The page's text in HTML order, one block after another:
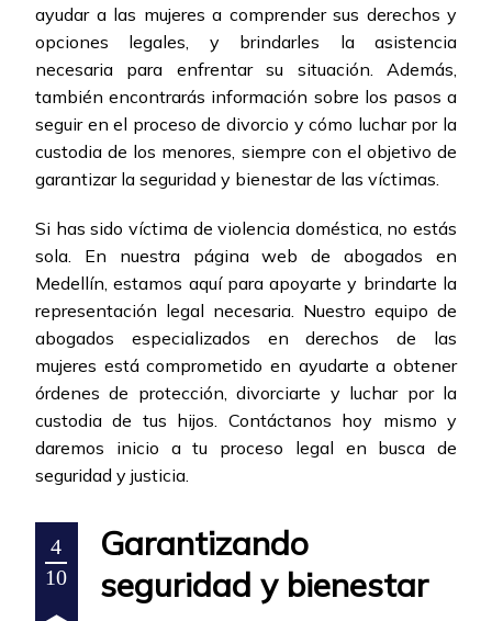
ayudar a las mujeres a comprender sus derechos y
opciones legales, y brindarles la asistencia
necesaria para enfrentar su situación. Además,
también encontrarás información sobre los pasos a
seguir en el proceso de divorcio y cómo luchar por la
custodia de los menores, siempre con el objetivo de
garantizar la seguridad y bienestar de las víctimas.
Si has sido víctima de violencia doméstica, no estás
sola. En nuestra página web de abogados en
Medellín, estamos aquí para apoyarte y brindarte la
representación legal necesaria. Nuestro equipo de
abogados especializados en derechos de las
mujeres está comprometido en ayudarte a obtener
órdenes de protección, divorciarte y luchar por la
custodia de tus hijos. Contáctanos hoy mismo y
daremos inicio a tu proceso legal en busca de
seguridad y justicia.
4
10
Garantizando
seguridad y bienestar